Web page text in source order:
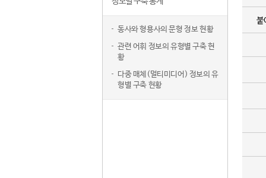
동사와 형용사의 문형 정보 현황
관련 어휘 정보의 유형별 구축 현
황
다중 매체(멀티미디어) 정보의 유
형별 구축 현황
붙